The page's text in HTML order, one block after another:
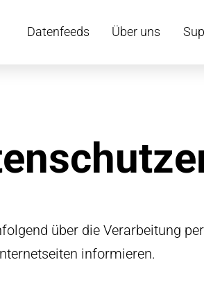
Datenfeeds Über uns
über die Verarbeitung
informieren.